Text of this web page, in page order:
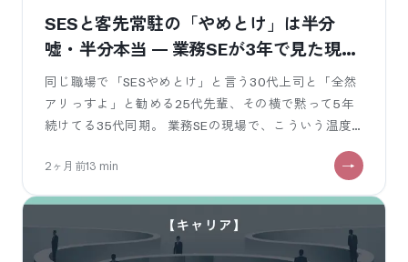
SESと客先常駐の「やめとけ」は半分
嘘・半分本当 — 業務SEが3年で見た現場
の温度差
同じ職場で「SESやめとけ」と言う30代上司と「全然
アリっすよ」と勧める25代先輩、その横で黙って5年
続けてる35代同期。 業務SEの現場で、こういう温度
け」vs「SE
2ヶ月前13 min